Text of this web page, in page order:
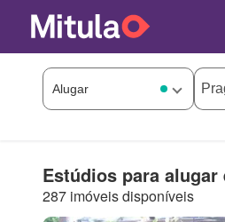
Estúdios para alugar
287 imóveis disponíveis